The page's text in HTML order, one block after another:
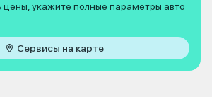
цены, укажите полные параметры авто
Сервисы на карте